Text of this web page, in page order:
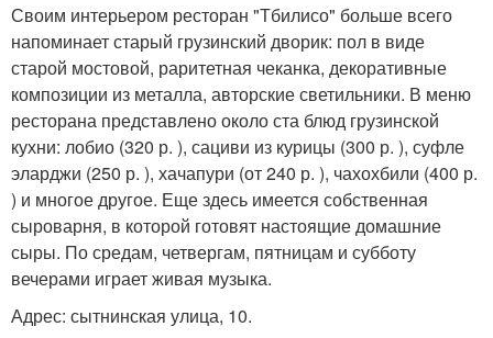
Своим интерьером ресторан "Тбилисо" больше всего
напоминает старый грузинский дворик: пол в виде
старой мостовой, раритетная чеканка, декоративные
композиции из металла, авторские светильники. В меню
ресторана представлено около ста блюд грузинской
кухни: лобио (320 р. ), сациви из курицы (300 р. ), суфле
эларджи (250 р. ), хачапури (от 240 р. ), чахохбили (400 р.
) и многое другое. Еще здесь имеется собственная
сыроварня, в которой готовят настоящие домашние
сыры. По средам, четвергам, пятницам и субботу
вечерами играет живая музыка.
Адрес: сытнинская улица, 10.